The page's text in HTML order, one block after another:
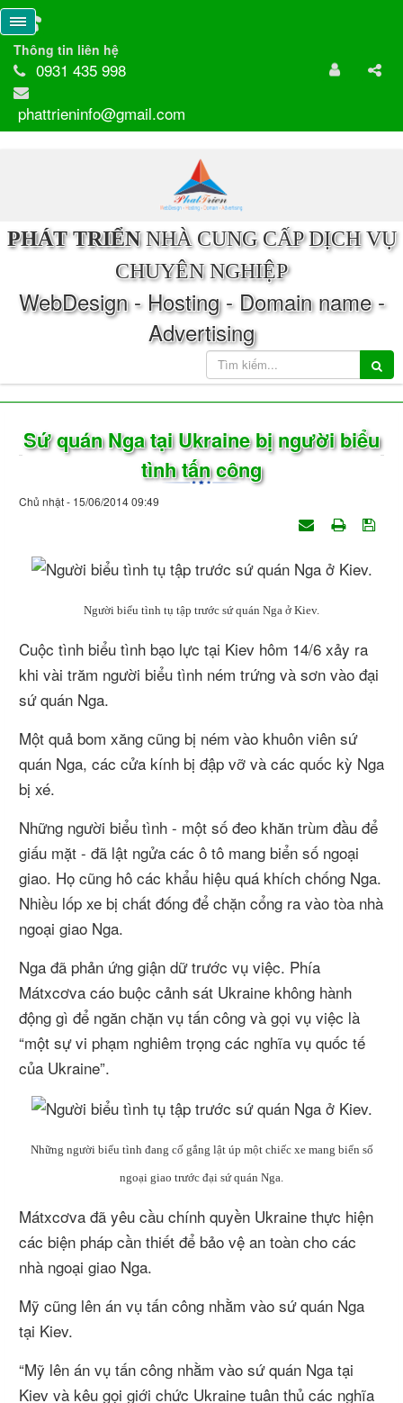
Thông tin liên hệ
0931 435 998
phattrieninfo@gmail.com
PHÁT TRIỂNNHÀ CUNG CẤP DỊCH VỤ
CHUYÊN NGHIỆP
WebDesign - Hosting - Domain name -
Advertising
Sứ quán Nga tại Ukraine bị người biểu
tình tấn công
Chủ nhật - 15/06/2014 09:49
Người biểu tình tụ tập trước sứ quán Nga ở Kiev.
Cuộc tình biểu tình bạo lực tại Kiev hôm 14/6 xảy ra
khi vài trăm người biểu tình ném trứng và sơn vào đại
sứ quán Nga.
Một quả bom xăng cũng bị ném vào khuôn viên sứ
quán Nga, các cửa kính bị đập vỡ và các quốc kỳ Nga
bị xé.
Những người biểu tình - một số đeo khăn trùm đầu để
giấu mặt - đã lật ngửa các ô tô mang biển số ngoại
giao. Họ cũng hô các khẩu hiệu quá khích chống Nga.
Nhiều lốp xe bị chất đống để chặn cổng ra vào tòa nhà
ngoại giao Nga.
Nga đã phản ứng giận dữ trước vụ việc. Phía
Mátxcơva cáo buộc cảnh sát Ukraine không hành
động gì để ngăn chặn vụ tấn công và gọi vụ việc là
“một sự vi phạm nghiêm trọng các nghĩa vụ quốc tế
của Ukraine”.
Những người biểu tình đang cố gắng lật úp một chiếc xe mang biển số
ngoại giao trước đại sứ quán Nga.
Mátxcơva đã yêu cầu chính quyền Ukraine thực hiện
các biện pháp cần thiết để bảo vệ an toàn cho các
nhà ngoại giao Nga.
Mỹ cũng lên án vụ tấn công nhằm vào sứ quán Nga
tại Kiev.
“Mỹ lên án vụ tấn công nhằm vào sứ quán Nga tại
Kiev và kêu gọi giới chức Ukraine tuân thủ các nghĩa